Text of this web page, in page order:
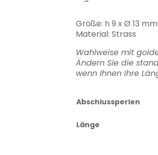
Größe: h 9 x Ø 13 mm
Material: Strass
Wahlweise mit
Ändern Sie die
wenn Ihnen Ihre
Abschlussperlen
Länge